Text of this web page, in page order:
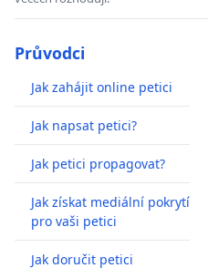
Průvodci
Jak zahájit online petici
Jak napsat petici?
Jak petici propagovat?
Jak získat mediální pokrytí
pro vaši petici
Jak doručit petici